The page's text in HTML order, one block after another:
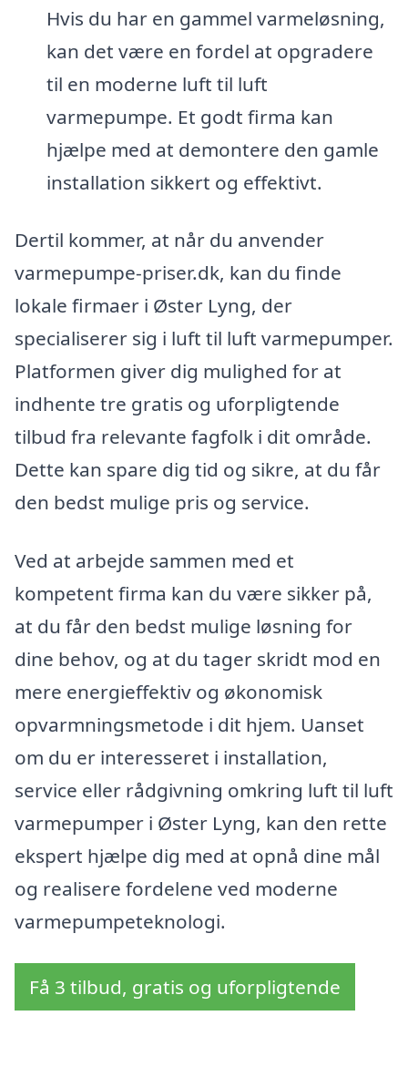
Hvis du har en gammel varmeløsning,
kan det være en fordel at opgradere
til en moderne luft til luft
varmepumpe. Et godt firma kan
hjælpe med at demontere den gamle
installation sikkert og effektivt.
Dertil kommer, at når du anvender
varmepumpe-priser.dk, kan du finde
lokale firmaer i Øster Lyng, der
specialiserer sig i luft til luft varmepumper.
Platformen giver dig mulighed for at
indhente tre gratis og uforpligtende
tilbud fra relevante fagfolk i dit område.
Dette kan spare dig tid og sikre, at du får
den bedst mulige pris og service.
Ved at arbejde sammen med et
kompetent firma kan du være sikker på,
at du får den bedst mulige løsning for
dine behov, og at du tager skridt mod en
mere energieffektiv og økonomisk
opvarmningsmetode i dit hjem. Uanset
om du er interesseret i installation,
service eller rådgivning omkring luft til luft
varmepumper i Øster Lyng, kan den rette
ekspert hjælpe dig med at opnå dine mål
og realisere fordelene ved moderne
varmepumpeteknologi.
Få 3 tilbud, gratis og uforpligtende